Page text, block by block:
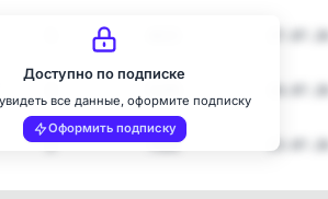
2 7191 23.07.26
Доступно по подписке
все данные, оформите подписку
Оформить подписку